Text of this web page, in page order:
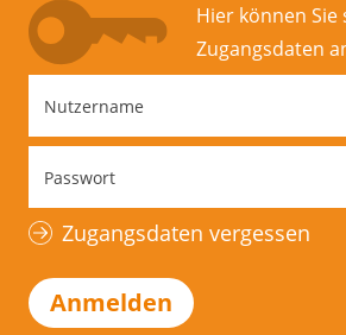
Hier können
Zugangs­daten
Nutzername
Passwort
Zugangsdaten vergessen
Anmelden